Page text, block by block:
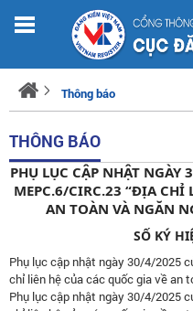
Thông báo
THÔNG BÁO
PHỤ LỤC CẬP NHẬT
MEPC.6/CIRC.23 “ĐỊA CHỈ
AN TOÀN VÀ NGĂN
SỐ KÝ
Phụ lục cập nhật ngày 30/4/2025
chỉ liên hệ của các quốc gia về an
​Phụ lục cập nhật ngày 30/4/2025